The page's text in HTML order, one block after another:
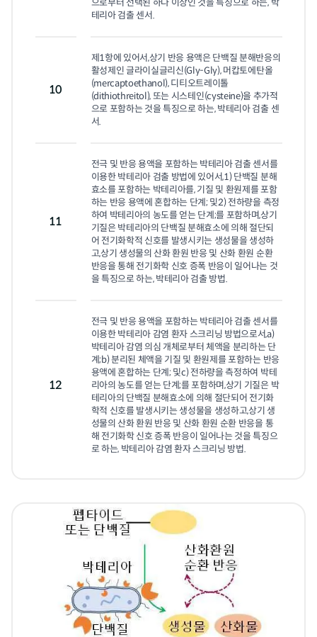
테리아 검출 센서.
10
제1항에 있어서,상기 반응 용액은 단백질 분해반응의
활성제인 글라이실글리신(Gly-Gly), 머캅토에탄올
(mercaptoethanol), 디티오트레이톨
(dithiothreitol), 또는 시스테인(cysteine)을 추가적
으로 포함하는 것을 특징으로 하는, 박테리아 검출 센
서.
11
전극 및 반응 용액을 포함하는 박테리아 검출 센서를
이용한 박테리아 검출 방법에 있어서,1) 단백질 분해
효소를 포함하는 박테리아를, 기질 및 환원제를 포함
하는 반응 용액에 혼합하는 단계; 및2) 전하량을 측정
하여 박테리아의 농도를 얻는 단계;를 포함하며,상기
기질은 박테리아의 단백질 분해효소에 의해 절단되
어 전기화학적 신호를 발생시키는 생성물을 생성하
고,상기 생성물의 산화 환원 반응 및 산화 환원 순환
반응을 통해 전기화학 신호 증폭 반응이 일어나는 것
을 특징으로 하는, 박테리아 검출 방법.
12
전극 및 반응 용액을 포함하는 박테리아 검출 센서를
이용한 박테리아 감염 환자 스크리닝 방법으로서,a)
박테리아 감염 의심 개체로부터 체액을 분리하는 단
계;b) 분리된 체액을 기질 및 환원제를 포함하는 반응
용액에 혼합하는 단계; 및c) 전하량을 측정하여 박테
리아의 농도를 얻는 단계;를 포함하며,상기 기질은 박
테리아의 단백질 분해효소에 의해 절단되어 전기화
학적 신호를 발생시키는 생성물을 생성하고,상기 생
성물의 산화 환원 반응 및 산화 환원 순환 반응을 통
해 전기화학 신호 증폭 반응이 일어나는 것을 특징으
로 하는, 박테리아 감염 환자 스크리닝 방법.